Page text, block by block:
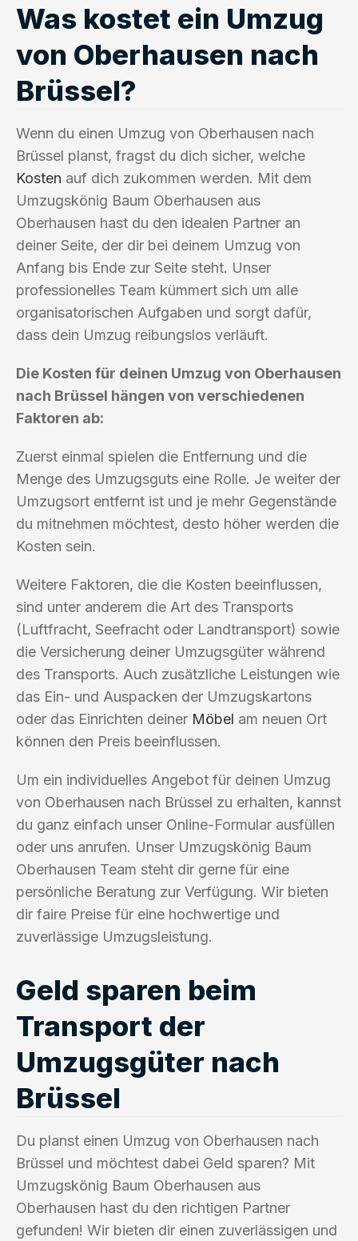
Was kostet ein Umzug
von Oberhausen nach
Brüssel?
Wenn du einen Umzug von Oberhausen nach
Brüssel planst, fragst du dich sicher, welche
Kosten auf dich zukommen werden. Mit dem
Umzugskönig Baum Oberhausen aus
Oberhausen hast du den idealen Partner an
deiner Seite, der dir bei deinem Umzug von
Anfang bis Ende zur Seite steht. Unser
professionelles Team kümmert sich um alle
organisatorischen Aufgaben und sorgt dafür,
dass dein Umzug reibungslos verläuft.
Die Kosten für deinen Umzug von Oberhausen
nach Brüssel hängen von verschiedenen
Faktoren ab:
Zuerst einmal spielen die Entfernung und die
Menge des Umzugsguts eine Rolle. Je weiter der
Umzugsort entfernt ist und je mehr Gegenstände
du mitnehmen möchtest, desto höher werden die
Kosten sein.
Weitere Faktoren, die die Kosten beeinflussen,
sind unter anderem die Art des Transports
(Luftfracht, Seefracht oder Landtransport) sowie
die Versicherung deiner Umzugsgüter während
des Transports. Auch zusätzliche Leistungen wie
das Ein- und Auspacken der Umzugskartons
oder das Einrichten deiner Möbel am neuen Ort
können den Preis beeinflussen.
Um ein individuelles Angebot für deinen Umzug
von Oberhausen nach Brüssel zu erhalten, kannst
du ganz einfach unser Online-Formular ausfüllen
oder uns anrufen. Unser Umzugskönig Baum
Oberhausen Team steht dir gerne für eine
persönliche Beratung zur Verfügung. Wir bieten
dir faire Preise für eine hochwertige und
zuverlässige Umzugsleistung.
Geld sparen beim
Transport der
Umzugsgüter nach
Brüssel
Du planst einen Umzug von Oberhausen nach
Brüssel und möchtest dabei Geld sparen? Mit
Umzugskönig Baum Oberhausen aus
Oberhausen hast du den richtigen Partner
gefunden! Wir bieten dir einen zuverlässigen und